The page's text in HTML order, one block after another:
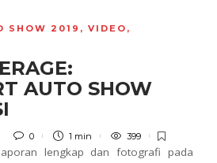
SHOW 2019 , VIDEO ,
AUTO SHOW
0 1 min 399
lengkap dan fotografi pada